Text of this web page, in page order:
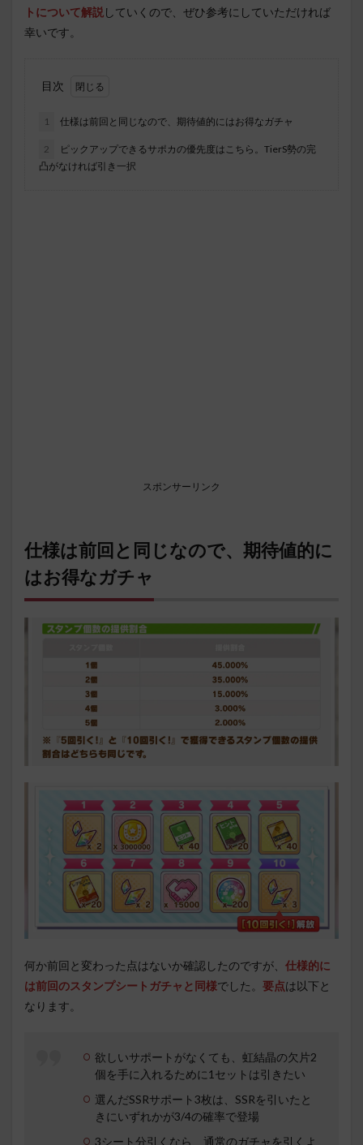
トについて解説 していくので、ぜひ参考にしていただければ
幸いです。
目次
1 仕様は前回と同じなので、期待値的にはお得なガチャ
2
ピックアップできるサポカの優先度はこちら。TierS勢の完
凸がなければ引き一択
スポンサーリンク
仕様は前回と同じなので、期待値的に
はお得なガチャ
何か前回と変わった点はないか確認したのですが、 仕様的に
は前回のスタンプシートガチャと同様でした。 要点は以下と
なります。
欲しいサポートがなくても、虹結晶の欠片2
個を手に入れるために1セットは引きたい
選んだSSRサポート3枚は、SSRを引いたと
きにいずれかが3/4の確率で登場
3シート分引くなら、通常のガチャを引くよ